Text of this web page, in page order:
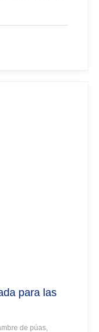
para las
de púas,